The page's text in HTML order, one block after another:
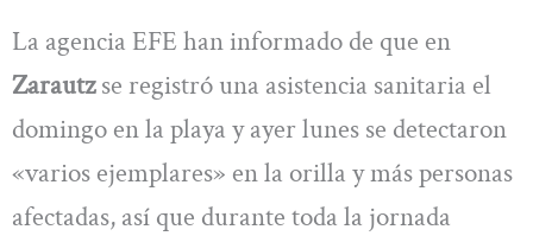
La agencia EFE han informado de que en
Zarautzse registró una asistencia sanitaria el
domingo en la playa y ayer lunes se detectaron
«varios ejemplares» en la orilla y más personas
afectadas, así que durante toda la jornada